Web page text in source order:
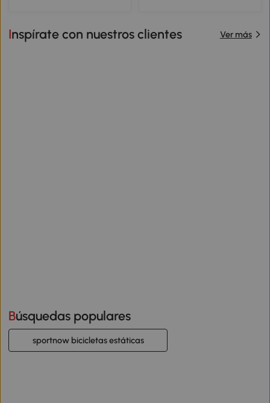
Inspírate con nuestros clientes Ver más
Búsquedas populares
sportnow bicicletas estáticas